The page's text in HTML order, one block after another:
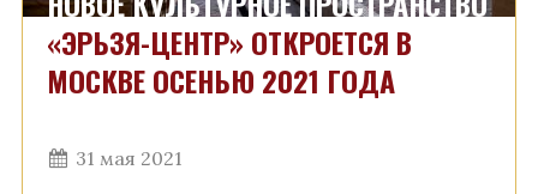
«ЭРЬЗЯ-ЦЕНТР» ОТКРОЕТСЯ В
МОСКВЕ ОСЕНЬЮ 2021 ГОДА
31 мая 2021